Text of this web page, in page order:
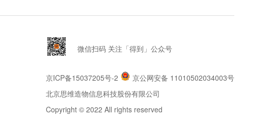
微信扫码 关注「得到」公众号
京ICP备15037205号-2
京公网安备 11010502034003号
北京思维造物信息科技股份有限公司
Copyright © 2022 All rights reserved